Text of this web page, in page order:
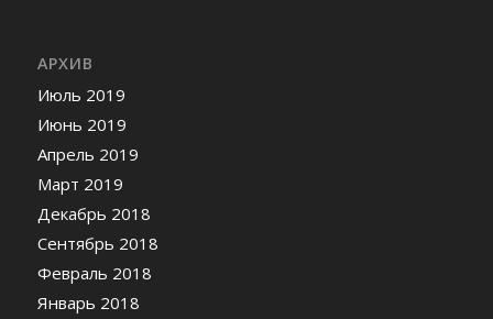
АРХИВ
Июль 2019
Июнь 2019
Апрель 2019
Март 2019
Декабрь 2018
Сентябрь 2018
Февраль 2018
Январь 2018